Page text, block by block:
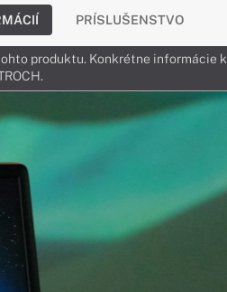
PRÍSLUŠENSTVO
produktu. Konkrétne informácie k